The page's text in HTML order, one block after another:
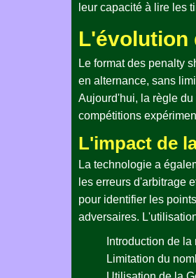
leur capacité à lire les
L'évolution
Le format des penalty
en alternance, sans
Aujourd'hui, la règle
compétitions
L'impact de
La technologie a
les erreurs d'arbitrage
pour identifier les
adversaires.
Introduction de
Limitation du